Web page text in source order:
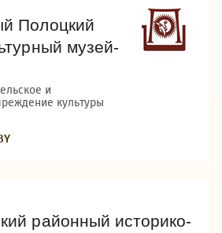
Полоцкий
музей-
и
культуры
районный историко-